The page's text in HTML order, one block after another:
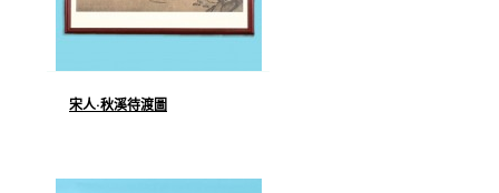
宋人·秋溪待渡圖